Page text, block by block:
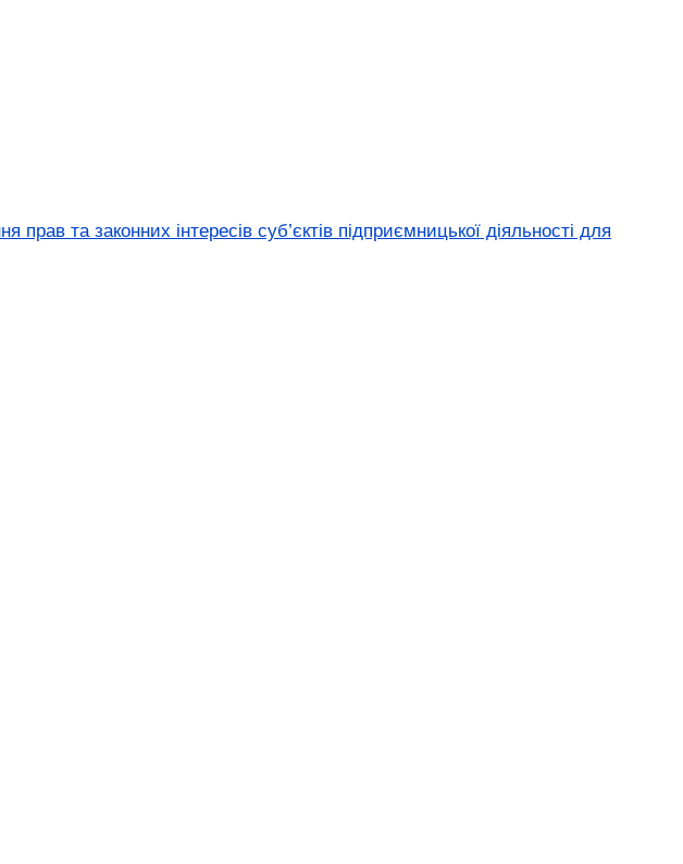
та законних інтересів суб’єктів підприємницької діяльності для